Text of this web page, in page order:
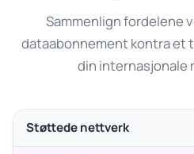
Sammenlign fordelene
dataabonnement kontra et
din internasjonale
Støttede nettverk